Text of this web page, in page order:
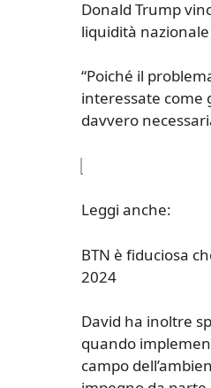
Donald Trump
liquidità
“Poiché il
interessate come
davvero
Leggi anche:
BTN è fiduciosa
2024
David ha inoltre
quando
campo